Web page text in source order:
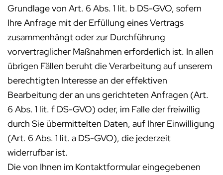
Grundlage von Art. 6 Abs. 1 lit. b DS-GVO, sofern
Ihre Anfrage mit der Erfüllung eines Vertrags
zusammenhängt oder zur Durchführung
vorvertraglicher Maßnahmen erforderlich ist. In allen
übrigen Fällen beruht die Verarbeitung auf unserem
berechtigten Interesse an der effektiven
Bearbeitung der an uns gerichteten Anfragen (Art.
6 Abs. 1 lit. f DS-GVO) oder, im Falle der freiwillig
durch Sie übermittelten Daten, auf Ihrer Einwilligung
(Art. 6 Abs. 1 lit. a DS-GVO), die jederzeit
widerrufbar ist.
Die von Ihnen im Kontaktformular eingegebenen